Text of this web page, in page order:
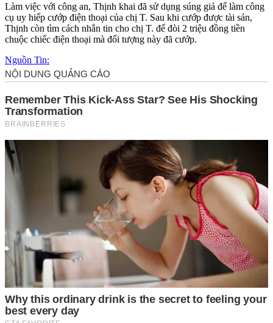
Làm việc với công an, Thịnh khai đã sử dụng súng giả để làm công
cụ uy hiế‌p cướp điện thoại của chị T. Sau khi cướp được tài sản,
Thịnh còn tìm cách nhắn tin cho chị T. để đòi 2 triệu đồng tiền
chuộc chiếc điện thoại mà đối tượng này đã cướp.
Nguồn Tin: